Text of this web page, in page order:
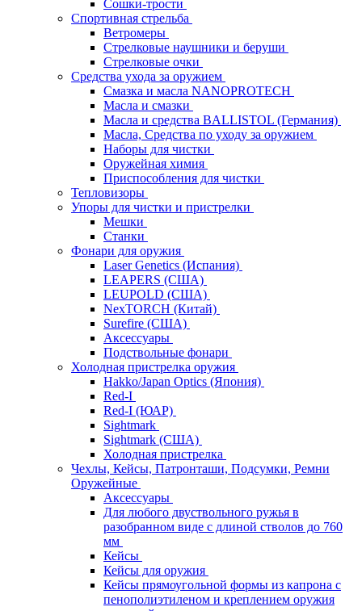
Сошки-трости
Спортивная стрельба
Ветромеры
Стрелковые наушники и беруши
Стрелковые очки
Средства ухода за оружием
Смазка и масла NANOPROTECH
Масла и смазки
Масла и средства BALLISTOL (Германия)
Масла, Средства по уходу за оружием
Наборы для чистки
Оружейная химия
Приспособления для чистки
Тепловизоры
Упоры для чистки и пристрелки
Мешки
Станки
Фонари для оружия
Laser Genetics (Испания)
LEAPERS (США)
LEUPOLD (США)
NexTORCH (Китай)
Surefire (США)
Аксессуары
Подствольные фонари
Холодная пристрелка оружия
Hakko/Japan Optics (Япония)
Red-I
Red-I (ЮАР)
Sightmark
Sightmark (США)
Холодная пристрелка
Чехлы, Кейсы, Патронташи, Подсумки, Ремни
Оружейные
Аксессуары
Для любого двуствольного ружья в
разобранном виде с длиной стволов до 760
мм
Кейсы
Кейсы для оружия
Кейсы прямоугольной формы из капрона с
пенополиэтиленом и креплением оружия